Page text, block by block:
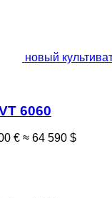
новый
6060
€ ≈ 64 590 $